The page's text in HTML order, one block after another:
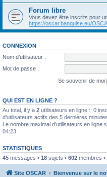
Forum libre
Vous devez être inscrits pour
https://oscar.banquise.eu/
CONNEXION
Nom d’utilisateur :
Mot de passe :
Se souvenir de moi
QUI EST EN LIGNE ?
Au total, il y a 2 utilisateurs en ligne :: 0
d’utilisateurs actifs des 5 dernières
Le nombre maximal d’utilisateurs en ligne
04:23
STATISTIQUES
45 messages • 18 sujets • 602 membres
Site OSCAR Bienvenue sur le